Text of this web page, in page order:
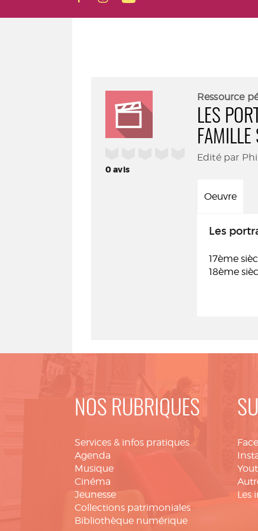
0avis
Ressource
LES
FAMILLE
Edité par
Oeuvre
Les
17ème
18ème
NOS RUBRIQUES
Services & infos pratiques
Agenda
Musique
Cinéma
Jeunesse
Collections patrimoniales
Bibliothèque numérique
Les